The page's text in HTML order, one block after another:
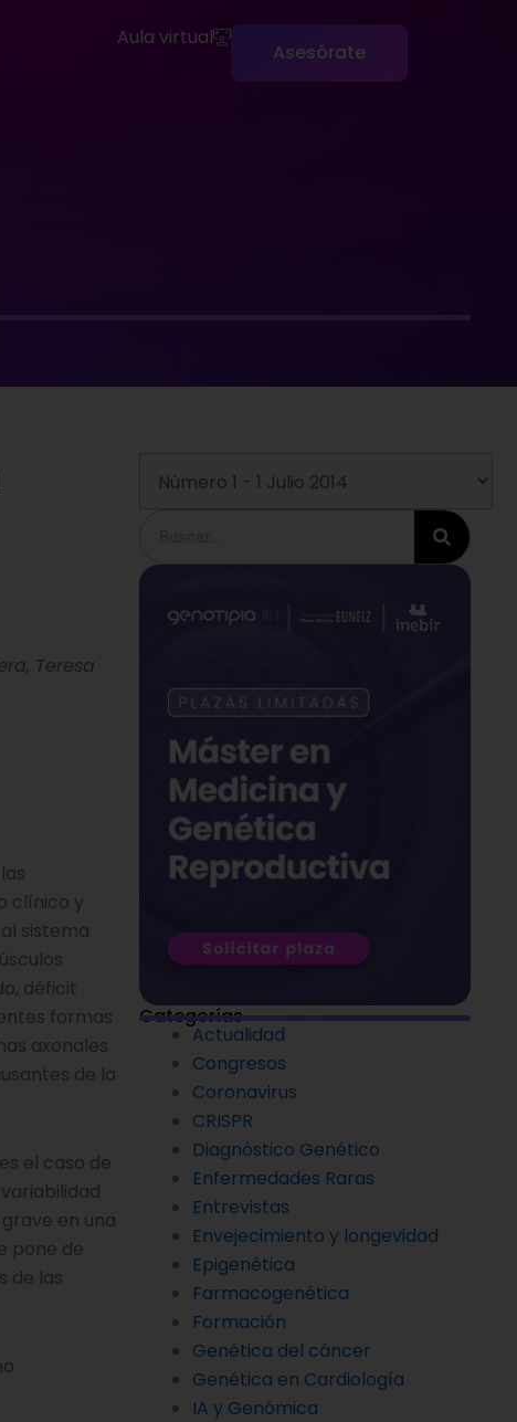
Aula virtual
Asesórate
Teresa
clínico y
sistema
déficit
formas
axonales
de la
el caso de
en una
pone de
de las
Categorías
Actualidad
Congresos
Coronavirus
CRISPR
Diagnóstico Genético
Enfermedades Raras
Entrevistas
Envejecimiento y longevidad
Epigenética
Farmacogenética
Formación
Genética del cáncer
Genética en Cardiología
IA y Genómica